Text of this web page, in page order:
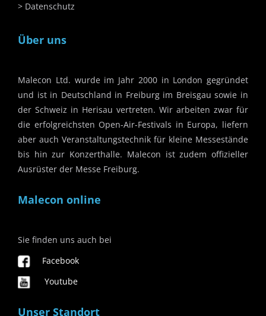
Datenschutz
Über uns
Malecon Ltd. wurde im Jahr 2000 in London gegründet
und ist in Deutschland in Freiburg im Breisgau sowie in
der Schweiz in Herisau vertreten. Wir arbeiten zwar für
die erfolgreichsten Open-Air-Festivals in Europa, liefern
aber auch Veranstaltungstechnik für kleine Messestände
bis hin zur Konzerthalle. Malecon ist zudem offizieller
Ausrüster der Messe Freiburg.
Malecon online
Sie finden uns auch bei
Facebook
Youtube
Unser Standort